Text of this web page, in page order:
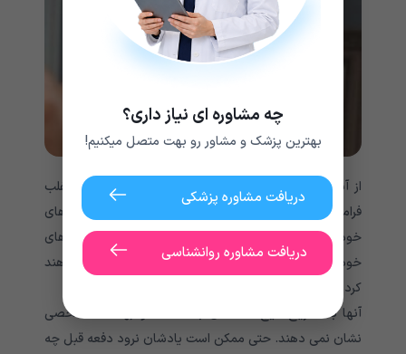
از آنجا که زوال عقل بر روی مغز تأثیر می گذارد، افراد اغلب
فراموش می کنند که مسواک بزنند، روزانه حمام کرده، موهای
خود را شانه کنند، ناخن های خود را کوتاه و یا لباس های
خود را عوض کنند و حتی استفاده از توالت را فراموش خواهند
کرد.
آنها به تدریج هیچ علاقه ای به نظافت و بهداشت شخصی
نشان نمی دهند. حتی ممکن است یادشان نرود دفعه قبل چه
چه مشاوره ای نیاز داری؟
بهترین پزشک و مشاور رو بهت متصل میکنیم!
دریافت مشاوره پزشکی
دریافت مشاوره روانشناسی